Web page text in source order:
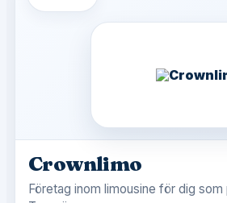
Crownlimo
Företag inom limousine för dig som